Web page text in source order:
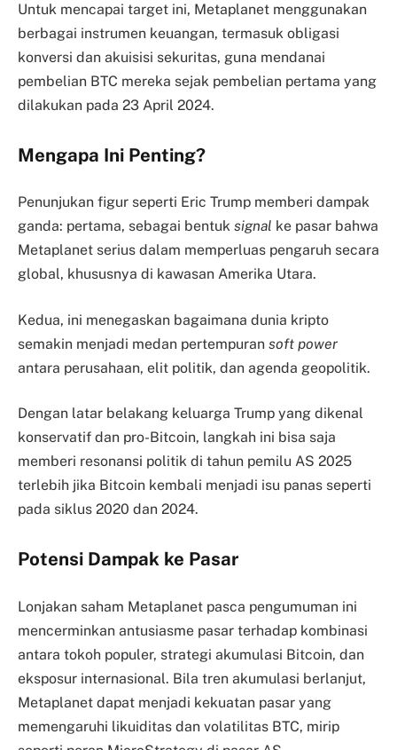
Untuk mencapai target ini, Metaplanet menggunakan
berbagai instrumen keuangan, termasuk obligasi
konversi dan akuisisi sekuritas, guna mendanai
pembelian BTC mereka sejak pembelian pertama yang
dilakukan pada 23 April 2024.
Mengapa Ini Penting?
Penunjukan figur seperti Eric Trump memberi dampak
ganda: pertama, sebagai bentuk signal ke pasar bahwa
Metaplanet serius dalam memperluas pengaruh secara
global, khususnya di kawasan Amerika Utara.
Kedua, ini menegaskan bagaimana dunia kripto
semakin menjadi medan pertempuran soft power
antara perusahaan, elit politik, dan agenda geopolitik.
Dengan latar belakang keluarga Trump yang dikenal
konservatif dan pro-Bitcoin, langkah ini bisa saja
memberi resonansi politik di tahun pemilu AS 2025
terlebih jika Bitcoin kembali menjadi isu panas seperti
pada siklus 2020 dan 2024.
Potensi Dampak ke Pasar
Lonjakan saham Metaplanet pasca pengumuman ini
mencerminkan antusiasme pasar terhadap kombinasi
antara tokoh populer, strategi akumulasi Bitcoin, dan
eksposur internasional. Bila tren akumulasi berlanjut,
Metaplanet dapat menjadi kekuatan pasar yang
memengaruhi likuiditas dan volatilitas BTC, mirip